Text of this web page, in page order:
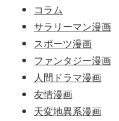
コラム
サラリーマン漫画
スポーツ漫画
ファンタジー漫画
人間ドラマ漫画
友情漫画
天変地異系漫画